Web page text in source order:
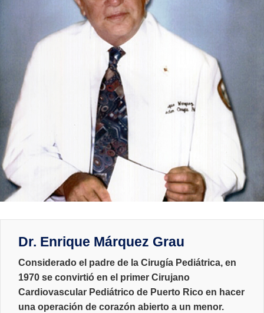
Dr. Enrique Márquez Grau
Considerado el padre de la Cirugía Pediátrica, en
1970 se convirtió en el primer Cirujano
Cardiovascular Pediátrico de Puerto Rico en hacer
una operación de corazón abierto a un menor.